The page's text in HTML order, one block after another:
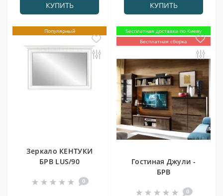
КУПИТЬ КУПИТЬ
Популярный
Зеркало КЕНТУКИ
БРВ LUS/90
0
Бесплатная доставка по Киеву
Бесплатная сборка
Гостиная Джули -
БРВ
0